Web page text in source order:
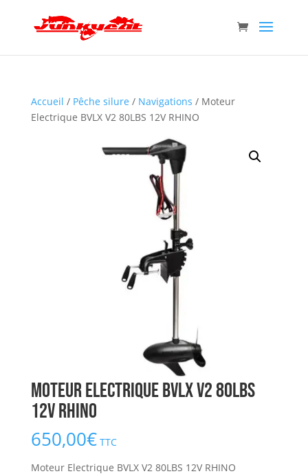
Accueil / Pêche silure / Navigations / Moteur
Electrique BVLX V2 80LBS 12V RHINO
Moteur Electrique BVLX V2 80LBS
12V RHINO
650,00€ TTC
Moteur Electrique BVLX V2 80LBS 12V RHINO